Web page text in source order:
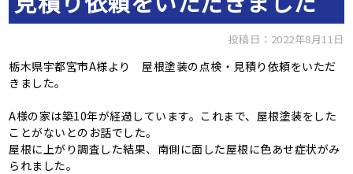
投稿日：2022年8月11日
栃木県宇都宮市A様より 屋根塗装の点検・見積り依頼をいただ
きました。
A様の家は築10年が経過しています。これまで、屋根塗装をした
ことがないとのお話でした。
屋根に上がり調査した結果、南側に面した屋根に色あせ症状がみ
られました。